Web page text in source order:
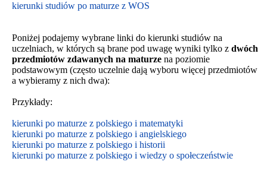
kierunki studiów po maturze z WOS
Poniżej podajemy wybrane linki do kierunki studiów na
uczelniach, w których są brane pod uwagę wyniki tylko z dwóch
przedmiotów zdawanych na maturze na poziomie
podstawowym (często uczelnie dają wyboru więcej przedmiotów
a wybieramy z nich dwa):
Przykłady:
kierunki po maturze z polskiego i matematyki
kierunki po maturze z polskiego i angielskiego
kierunki po maturze z polskiego i historii
kierunki po maturze z polskiego i wiedzy o społeczeństwie